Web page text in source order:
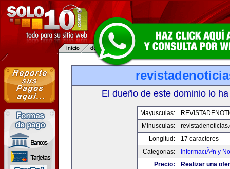
El dueño de este dominio lo
Mayusculas:
Minusculas:
Longitud:
17 caracteres
Categorias:
InformaciÃ³n y
Precio:
Realizar una